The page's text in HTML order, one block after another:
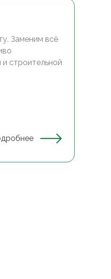
Заменим всё
строительной